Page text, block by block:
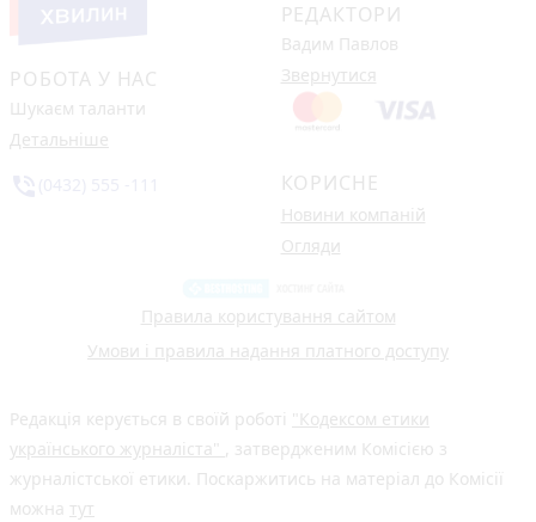
РОБОТА У НАС
Шукаєм таланти
Детальніше
РЕДАКТОРИ
Вадим Павлов
Звернутися
КОРИСНЕ
Новини компаній
Огляди
Правила користування сайтом
Умови і правила надання платного доступу
Редакція керується в своїй роботі "Кодексом етики
українського журналіста" , затвердженим Комісією з
журналістської етики. Поскаржитись на матеріал до Комісії
можна тут